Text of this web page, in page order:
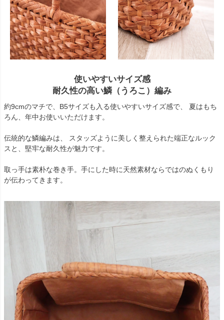
使いやすいサイズ感
耐久性の高い鱗（うろこ）編み
約9cmのマチで、B5サイズも入る使いやすいサイズ感で、 夏はもち
ろん、年中お使いいただけます。
伝統的な鱗編みは、 スタッズように美しく整えられた端正なルック
スと、堅牢な耐久性が魅力です。
取っ手は素朴な巻き手。手にした時に天然素材ならではのぬくもり
が伝わってきます。